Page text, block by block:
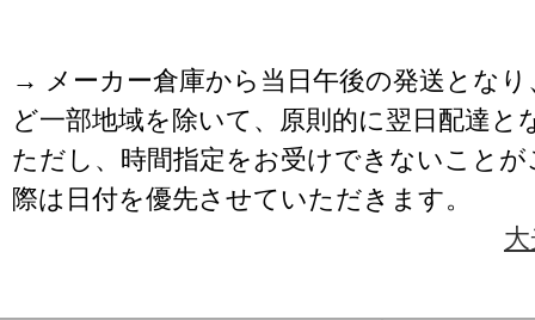
→ メーカー倉庫から当日午後の発送となり
ど一部地域を除いて、原則的に翌日配達と
ただし、時間指定をお受けできないこと
際は日付を優先させていただきます。